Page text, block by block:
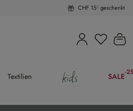
CHF 15¹ geschenkt
Du hast
Textilien kids SALE-